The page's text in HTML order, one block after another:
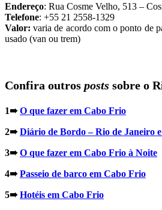
Endereço: Rua Cosme Velho, 513 –
Telefone: +55 21 2558-1329
Valor:varia de acordo com o ponto de
usado (van ou trem)
Confira outros posts sobre o
1➠ O que fazer em Cabo Frio
2➠ Diário de Bordo – Rio de Janeiro
3➠O que fazer em Cabo Frio à Noite
4➠Passeio de barco em Cabo Frio
5➠Hotéis em Cabo Frio